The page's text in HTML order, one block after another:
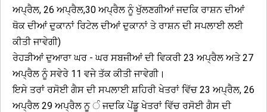
ਅਪ੍ਰੈਲ, 26 ਅਪ੍ਰੈਲ,30 ਅਪ੍ਰੈਲ ਨੂੰ ਖੁੱਲਣਗੀਆਂ ਜਦਕਿ ਰਾਸ਼ਨ ਦੀਆਂ
ਥੋਕ ਦੀਆਂ ਦੁਕਾਨਾਂ ਰਿਟੇਲ ਦੀਆਂ ਦੁਕਾਨਾਂ ਤੇ ਰਾਸ਼ਨ ਦੀ ਸਪਲਾਈ ਲਈ
ਕੀਤੀ ਜਾਵੇਗੀ)
ਰੇਹੜੀਆਂ ਦੁਆਰਾ ਘਰ - ਘਰ ਸਬਜੀਆਂ ਦੀ ਵਿਕਰੀ 23 ਅਪ੍ਰੈਲ ਅਤੇ 27
ਅਪ੍ਰੈਲ ਨੂੰ ਸਵੇਰੇ 11 ਵਜੇ ਤੱਕ ਕੀਤੀ ਜਾਵੇਗੀ।
ਇਸੇ ਤਰਾਂ ਰਸੋਈ ਗੈਸ ਦੀ ਸਪਲਾਈ ਸ਼ਹਿਰੀ ਖੇਤਰਾਂ ਵਿੱਚ 23 ਅਪ੍ਰੈਲ, 26
ਅਪ੍ਰੈਲ 29 ਅਪ੍ਰੈਲ ਨੂ ੰ ਜਦਕਿ ਪੇਂਡੂ ਖੇਤਰਾਂ ਵਿੱਚ ਰਸੋਈ ਗੈਸ ਦੀ